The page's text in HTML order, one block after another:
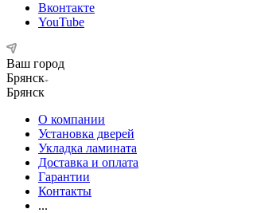
Вконтакте
YouTube
Ваш город
Брянск
Брянск
О компании
Установка дверей
Укладка ламината
Доставка и оплата
Гарантии
Контакты
...